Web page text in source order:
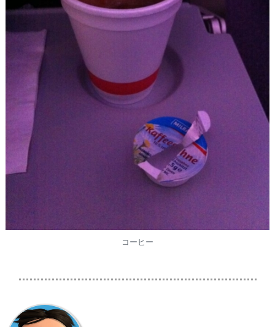
コーヒー